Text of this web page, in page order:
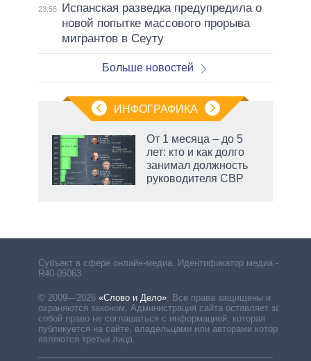
23:55
Испанская разведка предупредила о
новой попытке массового прорыва
мигрантов в Сеуту
Больше новостей
ИНФОГРАФИКА
От 1 месяца – до 5
лет: кто и как долго
занимал должность
руководителя СВР
Субъект в сфере онлайн-медиа. Идентификатор медиа –
R40-05063
© 2009—2026 «Слово и Дело» Все права защищены и
охраняются законом. Администрация сайта оставляет за
собой право не соглашаться с информацией, которая
публикуется на сайте, владельцами или авторами которой
являются третьи лица.